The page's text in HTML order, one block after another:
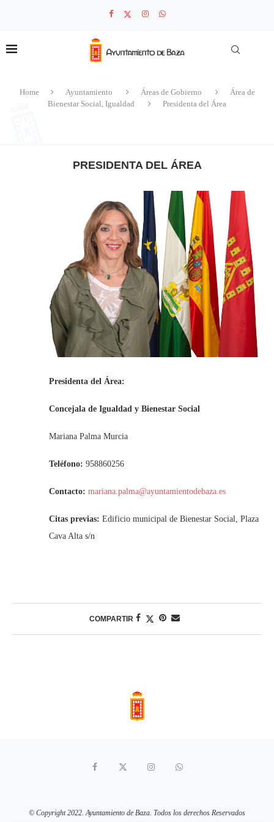
Home Ayuntamiento Áreas de Gobierno
Área de
Bienestar Social, Igualdad
Presidenta del Área
PRESIDENTA DEL ÁREA
Presidenta del Área:
Concejala de Igualdad y Bienestar Social
Mariana Palma Murcia
Teléfono: 958860256
Contacto: mariana.palma@ayuntamientodebaza.es
Citas previas: Edificio municipal de Bienestar Social, Plaza
Cava Alta s/n
COMPARTIR
© Copyright 2022. Ayuntamiento de Baza. Todos los derechos Reservados